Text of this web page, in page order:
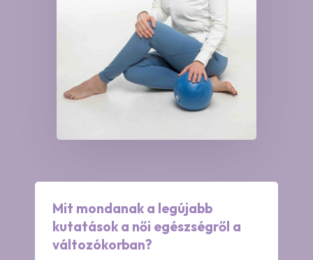
Mit mondanak a legújabb
kutatások a női egészségről a
változókorban?